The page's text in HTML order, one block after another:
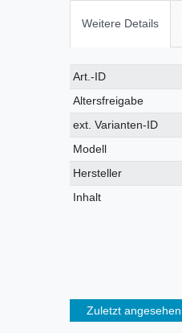
Weitere Details
Technisches
Merkmal
Wert
Art.-ID
Altersfreigabe
ext. Varianten-ID
Modell
Hersteller
Inhalt
Zuletzt angesehen